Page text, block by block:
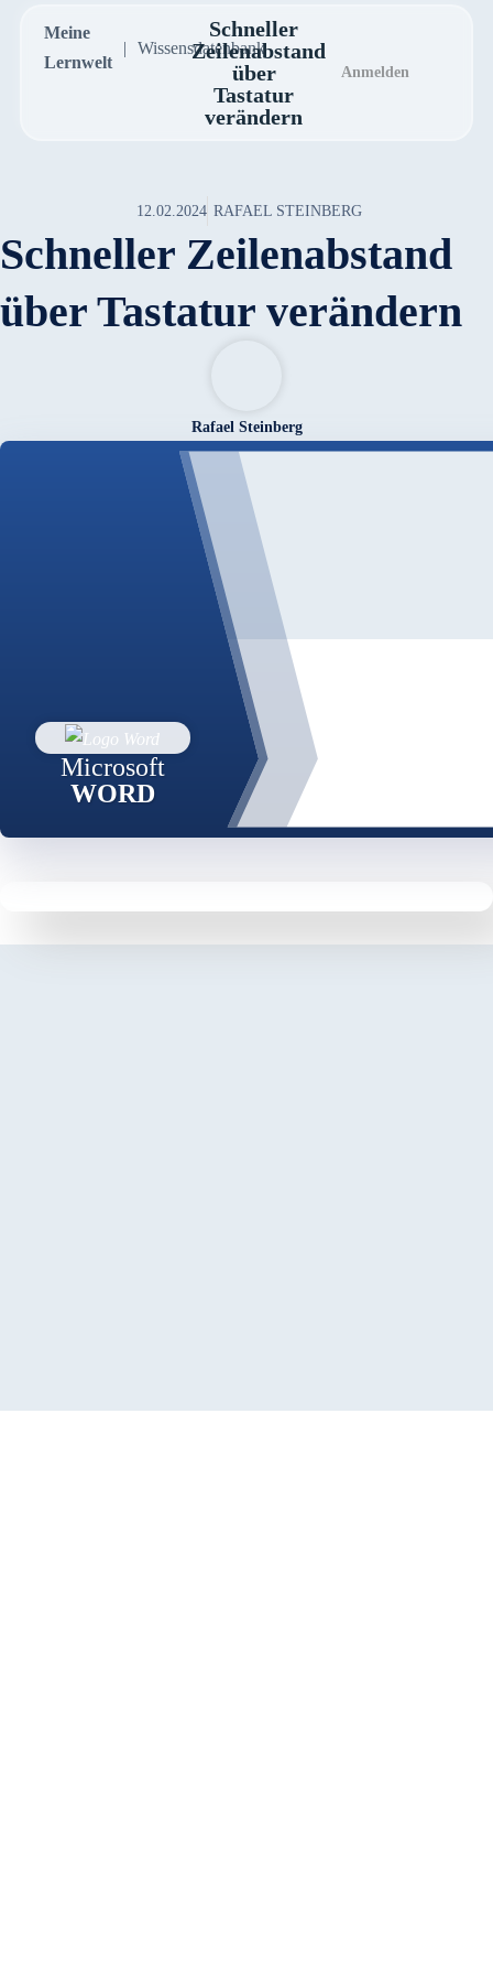
Meine
Lernwelt
Wissensdatenbank
Schneller
Zeilenabstand
über
Tastatur
verändern
Anmelden
12.02.2024 RAFAEL STEINBERG
Schneller Zeilenabstand
über Tastatur verändern
Rafael Steinberg
Microsoft
WORD